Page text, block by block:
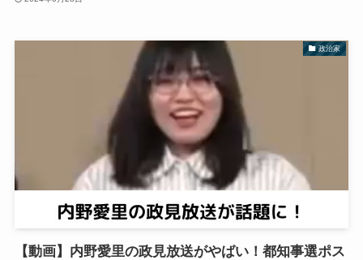
政治家
【動画】内野愛里の政見放送がやばい！都知事選ポス